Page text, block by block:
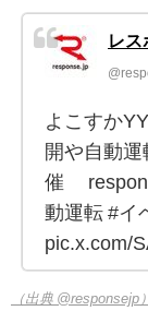
レス
よこすか
開や自動
催
動運転 #イ
pic.x.com/
（出典 @responsejp）